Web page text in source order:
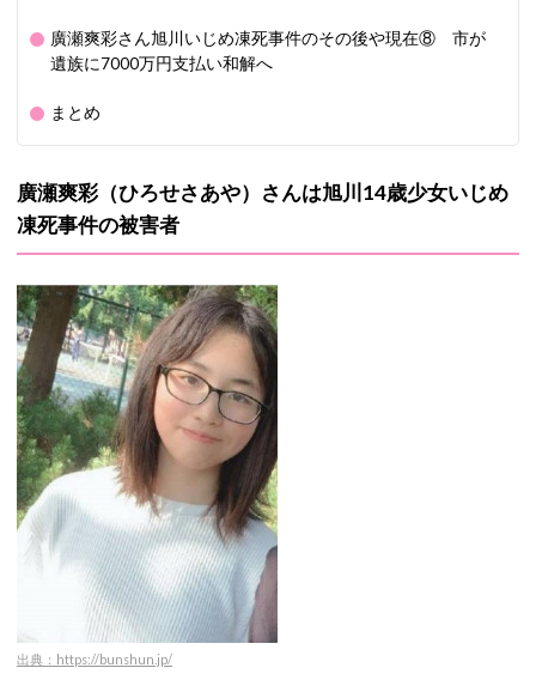
廣瀬爽彩さん旭川いじめ凍死事件のその後や現在⑧ 市が
遺族に7000万円支払い和解へ
まとめ
廣瀬爽彩（ひろせさあや）さんは旭川14歳少女いじめ
凍死事件の被害者
出典：https://bunshun.jp/